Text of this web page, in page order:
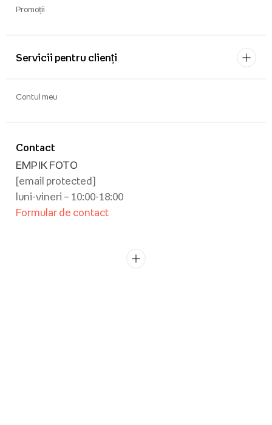
Promoții
Servicii pentru clienți
Contact
EMPIK FOTO
[email protected]
luni-vineri – 10:00-18:00
Formular de contact
Contul meu